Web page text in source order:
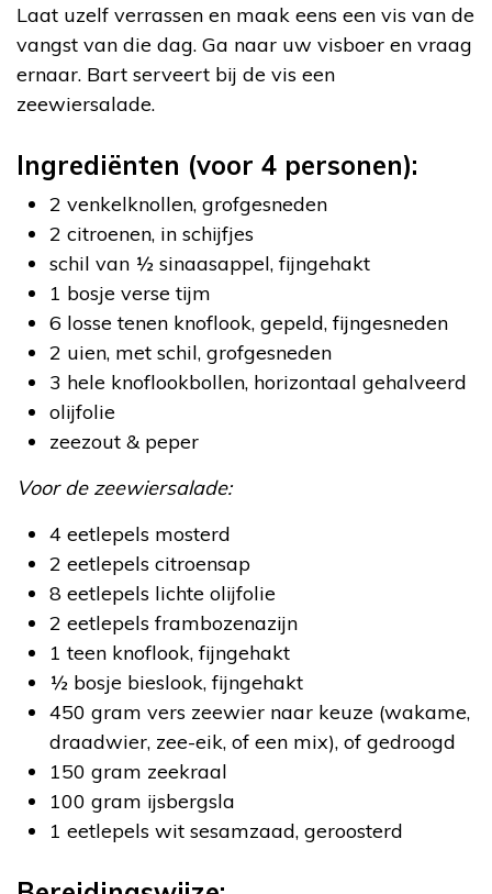
Laat uzelf verrassen en maak eens een vis van de
vangst van die dag. Ga naar uw visboer en vraag
ernaar. Bart serveert bij de vis een
zeewiersalade.
Ingrediënten (voor 4 personen):
2 venkelknollen, grofgesneden
2 citroenen, in schijfjes
schil van ½ sinaasappel, fijngehakt
1 bosje verse tijm
6 losse tenen knoflook, gepeld, fijngesneden
2 uien, met schil, grofgesneden
3 hele knoflookbollen, horizontaal gehalveerd
olijfolie
zeezout & peper
Voor de zeewiersalade:
4 eetlepels mosterd
2 eetlepels citroensap
8 eetlepels lichte olijfolie
2 eetlepels frambozenazijn
1 teen knoflook, fijngehakt
½ bosje bieslook, fijngehakt
450 gram vers zeewier naar keuze (wakame,
draadwier, zee-eik, of een mix), of gedroogd
150 gram zeekraal
100 gram ijsbergsla
1 eetlepels wit sesamzaad, geroosterd